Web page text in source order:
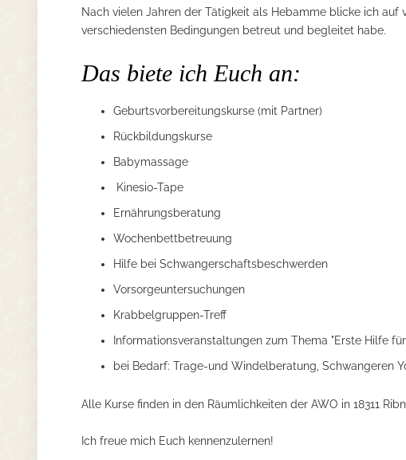
Nach vielen Jahren der Tätigkeit als Hebamme blicke ich auf
verschiedensten Bedingungen betreut und begleitet habe.
Das biete ich Euch an:
Geburtsvorbereitungskurse (mit Partner)
Rückbildungskurse
Babymassage
Kinesio-Tape
Ernährungsberatung
Wochenbettbetreuung
Hilfe bei Schwangerschaftsbeschwerden
Vorsorgeuntersuchungen
Krabbelgruppen-Treff
Informationsveranstaltungen zum Thema "Erste Hilfe
bei Bedarf: Trage-und Windelberatung, Schwangeren
Alle Kurse finden in den Räumlichkeiten der AWO in 18311
Ich freue mich Euch kennenzulernen!